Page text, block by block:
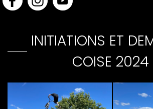
INITIATIONS ET
COISE 2024